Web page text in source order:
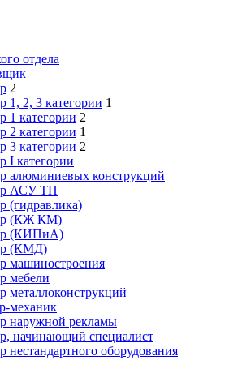
отдела
2
1, 2, 3 категории 1
1 категории 2
2 категории 1
3 категории 2
I категории
алюминиевых конструкций
АСУ ТП
(гидравлика)
(КЖ КМ)
(КИПиА)
(КМД)
машиностроения
мебели
металлоконструкций
механик
наружной рекламы
начинающий специалист
нестандартного оборудования